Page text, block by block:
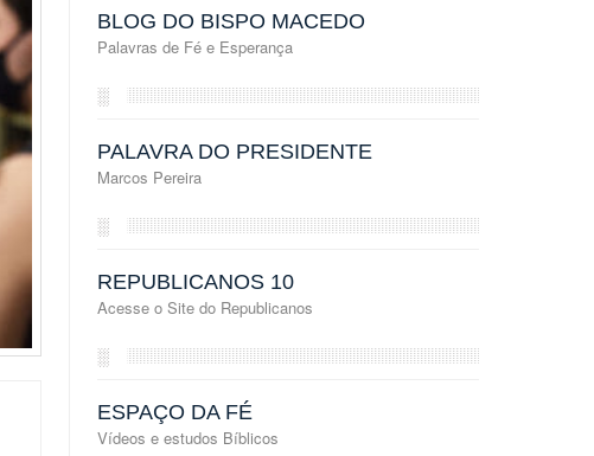
BLOG DO BISPO MACEDO
Palavras de Fé e Esperança
░
PALAVRA DO PRESIDENTE
Marcos Pereira
░
REPUBLICANOS 10
Acesse o Site do Republicanos
░
ESPAÇO DA FÉ
Vídeos e estudos Bíblicos